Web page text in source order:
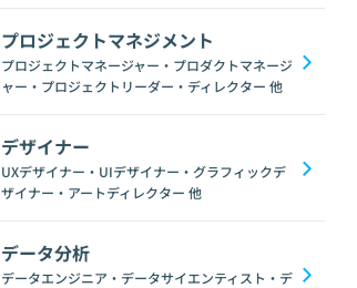
プロジェクトマネジメント
プロジェクトマネージャー・プロダクトマネージ
ャー・プロジェクトリーダー・ディレクター 他
デザイナー
UXデザイナー・UIデザイナー・グラフィックデ
ザイナー・アートディレクター 他
データ分析
データエンジニア・データサイエンティスト・デ